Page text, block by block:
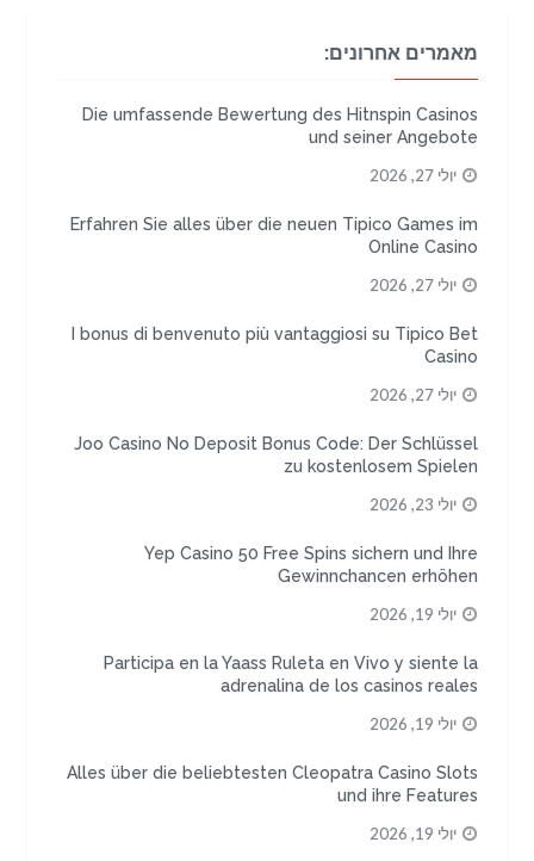
מאמרים אחרונים:
Die umfassende Bewertung des Hitnspin Casinos
und seiner Angebote
יולי 27, 2026
Erfahren Sie alles über die neuen Tipico Games im
Online Casino
יולי 27, 2026
I bonus di benvenuto più vantaggiosi su Tipico Bet
Casino
יולי 27, 2026
Joo Casino No Deposit Bonus Code: Der Schlüssel
zu kostenlosem Spielen
יולי 23, 2026
Yep Casino 50 Free Spins sichern und Ihre
Gewinnchancen erhöhen
יולי 19, 2026
Participa en la Yaass Ruleta en Vivo y siente la
adrenalina de los casinos reales
יולי 19, 2026
Alles über die beliebtesten Cleopatra Casino Slots
und ihre Features
יולי 19, 2026